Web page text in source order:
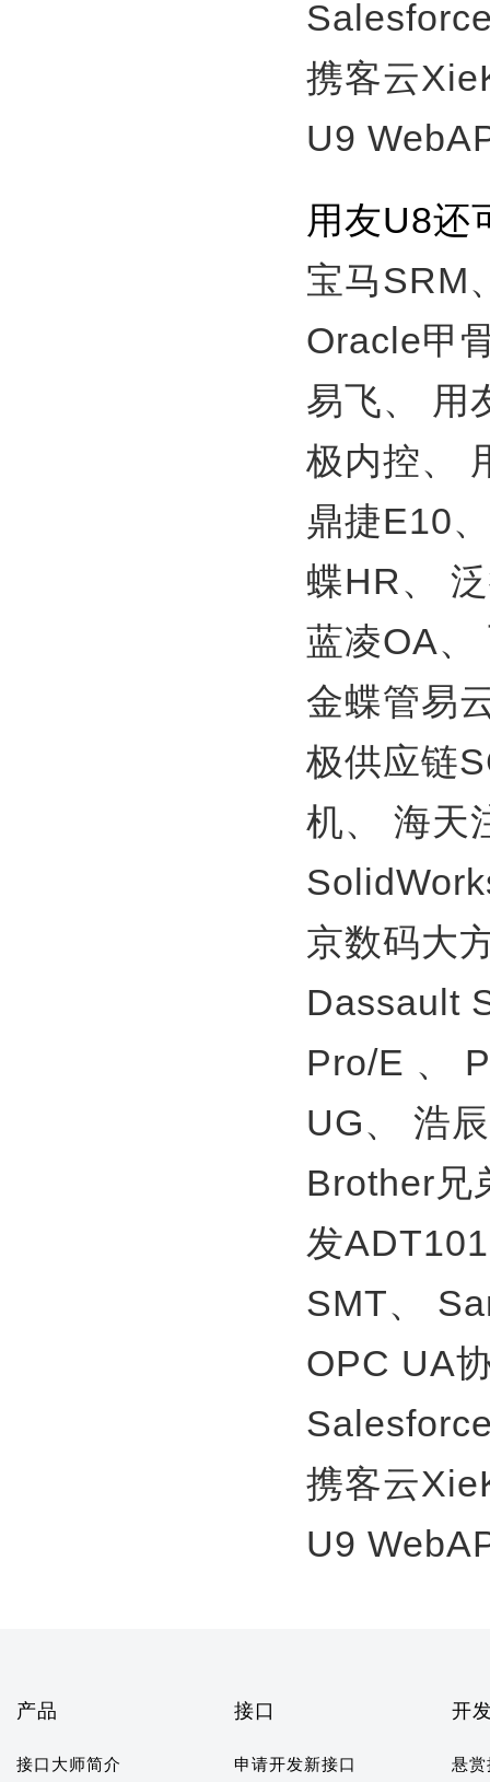
携客云
U9
用友U8还
宝马SRM
Oracle甲
易飞、
用
极内控、
鼎捷E10、
蝶HR、
蓝凌OA、
金蝶管易
极供应链
机、
海天
京数码大
Dassault
Pro/E 、
UG、
浩
Brother兄
发
SMT、
OPC UA
携客云
U9
产品
接口大师简介
接口
申请开发新接口
开
悬